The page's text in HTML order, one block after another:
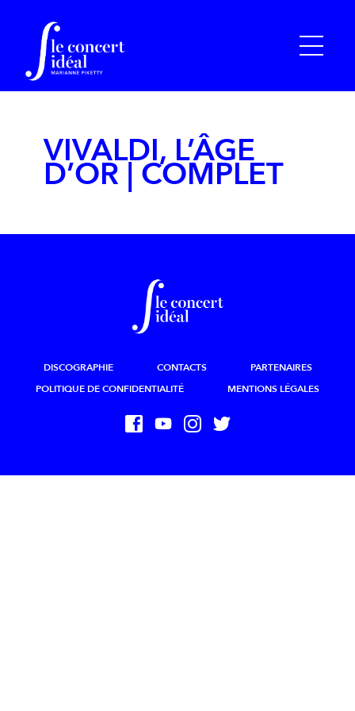
VIVALDI, L’ÂGE
D’OR | COMPLET
DISCOGRAPHIE CONTACTS
PARTENAIRES
POLITIQUE DE CONFIDENTIALITÉ
MENTIONS LÉGALES